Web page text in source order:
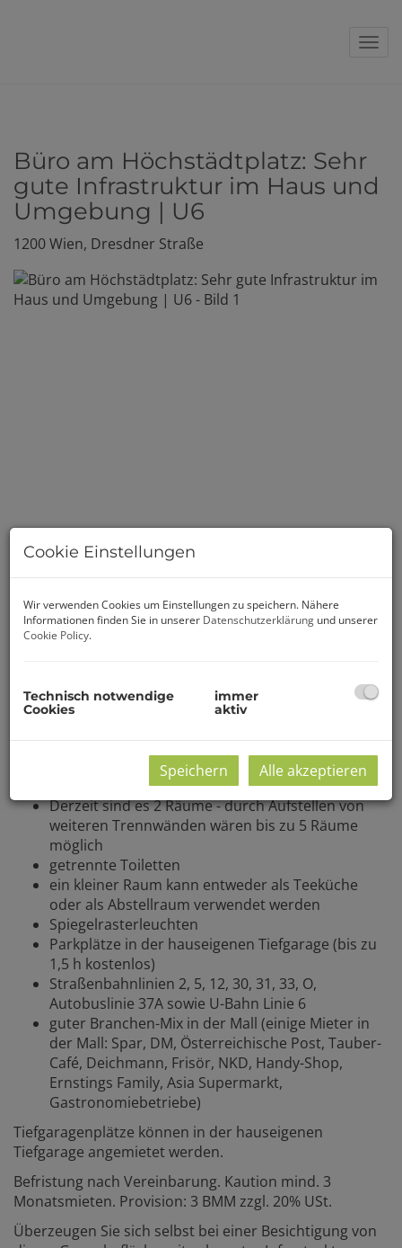
Büro am Höchstädtplatz: Sehr
gute Infrastruktur im Haus und
Umgebung | U6
1200 Wien, Dresdner Straße
Beschreibung
Diese Bürofläche befindet sich im 1. Liftstock eines
2025 sanierten Gebäudes über der Brigitta Passage.
Derzeit sind es 2 Räume - durch Aufstellen von
weiteren Trennwänden wären bis zu 5 Räume
möglich
getrennte Toiletten
ein kleiner Raum kann entweder als Teeküche
oder als Abstellraum verwendet werden
Spiegelrasterleuchten
Parkplätze in der hauseigenen Tiefgarage (bis zu
1,5 h kostenlos)
Straßenbahnlinien 2, 5, 12, 30, 31, 33, O,
Autobuslinie 37A sowie U-Bahn Linie 6
guter Branchen-Mix in der Mall (einige Mieter in
der Mall: Spar, DM, Österreichische Post, Tauber-
Café, Deichmann, Frisör, NKD, Handy-Shop,
Ernstings Family, Asia Supermarkt,
Gastronomiebetriebe)
Tiefgaragenplätze können in der hauseigenen
Tiefgarage angemietet werden.
Befristung nach Vereinbarung. Kaution mind. 3
Monatsmieten. Provision: 3 BMM zzgl. 20% USt.
Überzeugen Sie sich selbst bei einer Besichtigung von
Cookie Einstellungen
Wir verwenden Cookies um Einstellungen zu speichern. Nähere
Informationen finden Sie in unserer Datenschutzerklärung und unserer
Cookie Policy.
Technisch notwendige
Cookies
immer
aktiv
Speichern Alle akzeptieren